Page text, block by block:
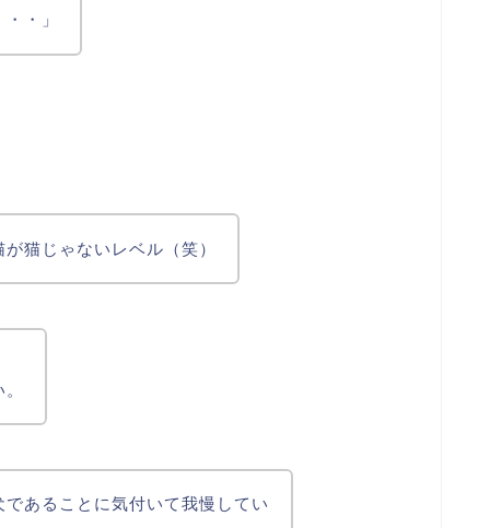
・」
猫じゃないレベル（笑）
あることに気付いて我慢してい